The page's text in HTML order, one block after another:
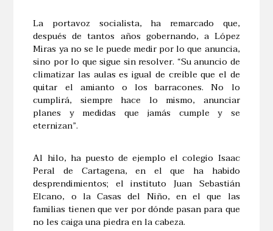
La portavoz socialista, ha remarcado que,
después de tantos años gobernando, a López
Miras ya no se le puede medir por lo que anuncia,
sino por lo que sigue sin resolver. “Su anuncio de
climatizar las aulas es igual de creíble que el de
quitar el amianto o los barracones. No lo
cumplirá, siempre hace lo mismo, anunciar
planes y medidas que jamás cumple y se
eternizan”.
Al hilo, ha puesto de ejemplo el colegio Isaac
Peral de Cartagena, en el que ha habido
desprendimientos; el instituto Juan Sebastián
Elcano, o la Casas del Niño, en el que las
familias tienen que ver por dónde pasan para que
no les caiga una piedra en la cabeza.